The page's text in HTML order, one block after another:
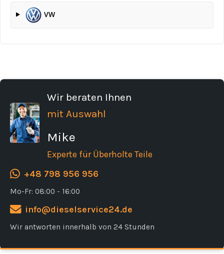
VW
Wir beraten Ihnen
mit Auswahl
Mike
Experte für Überholte Teile
+48 798 956 956
Mo-Fr: 08:00 - 16:00
info@dieselservice24.de
Wir antworten innerhalb von 24 Stunden